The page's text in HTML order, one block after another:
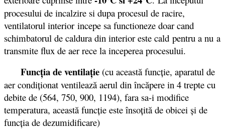
procesului de incalzire si dupa procesul de racire,
ventilatorul interior incepe sa functioneze doar cand
schimbatorul de caldura din interior este cald pentru a nu a
transmite flux de aer rece la inceperea procesului.
Funcţia de ventilaţie (cu această funcţie, aparatul de
aer condiţionat ventilează aerul din încăpere in 4 trepte cu
debite de (564, 750, 900, 1194), fara sa-i modifice
temperatura, această funcţie este însoţită de obicei şi de
funcţia de dezumidificare)